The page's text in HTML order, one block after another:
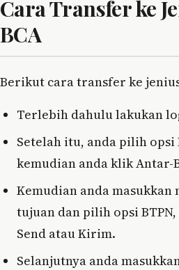
Cara Transfer ke
BCA
Berikut cara transfer ke
Terlebih dahulu lakukan
Setelah itu, anda pilih
kemudian anda klik Antar-
Kemudian anda
tujuan dan pilih opsi
Send atau Kirim.
Selanjutnya anda